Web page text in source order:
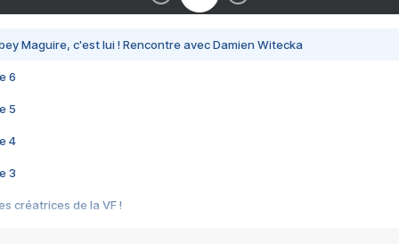
Maguire, c'est lui ! Rencontre avec Damien Witecka
6
5
4
3
créatrices de la VF !